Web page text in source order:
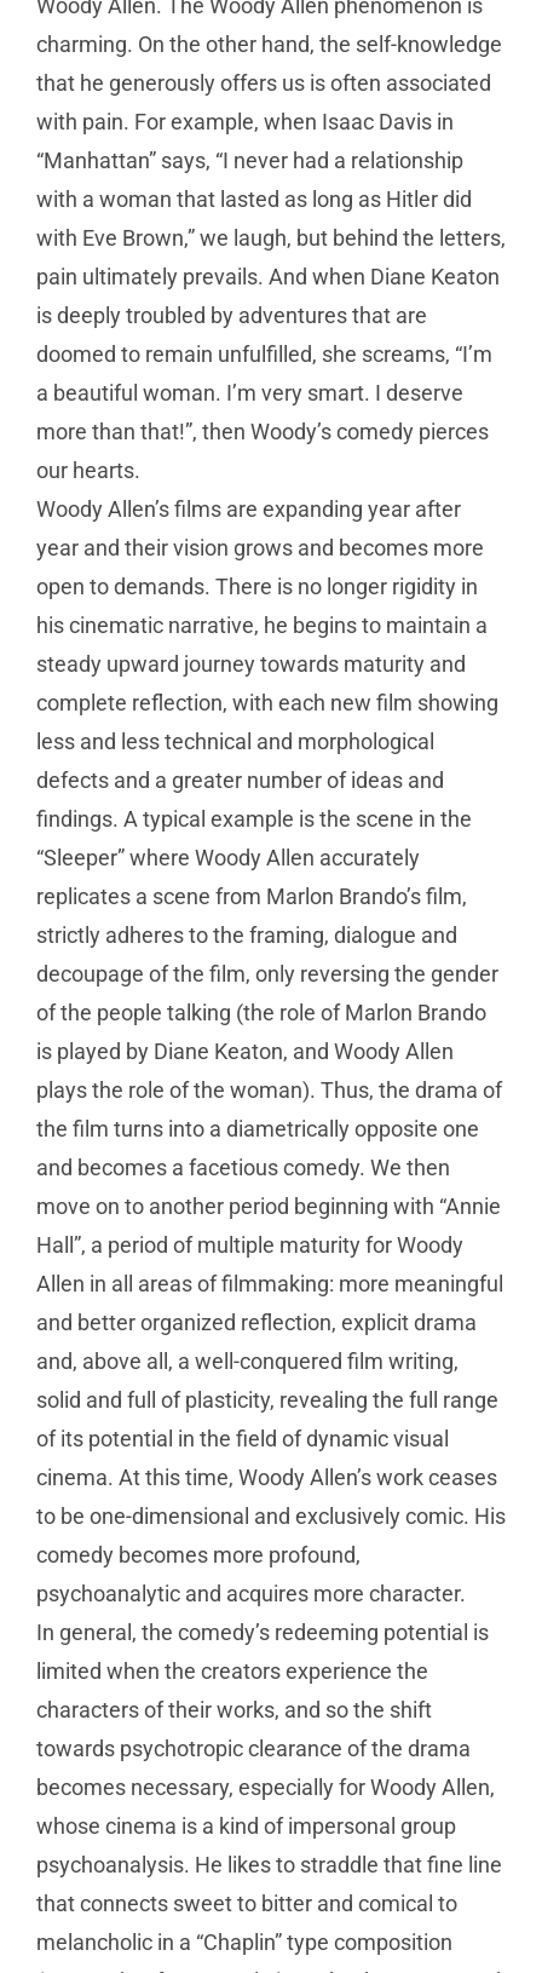
charming. On the other hand, the self-knowledge
that he generously offers us is often associated
with pain. For example, when Isaac Davis in
“Manhattan” says, “I never had a relationship
with a woman that lasted as long as Hitler did
with Eve Brown,” we laugh, but behind the letters,
pain ultimately prevails. And when Diane Keaton
is deeply troubled by adventures that are
doomed to remain unfulfilled, she screams, “I’m
a beautiful woman. I’m very smart. I deserve
more than that!”, then Woody’s comedy pierces
our hearts.
Woody Allen’s films are expanding year after
year and their vision grows and becomes more
open to demands. There is no longer rigidity in
his cinematic narrative, he begins to maintain a
steady upward journey towards maturity and
complete reflection, with each new film showing
less and less technical and morphological
defects and a greater number of ideas and
findings. A typical example is the scene in the
“Sleeper” where Woody Allen accurately
replicates a scene from Marlon Brando’s film,
strictly adheres to the framing, dialogue and
decoupage of the film, only reversing the gender
of the people talking (the role of Marlon Brando
is played by Diane Keaton, and Woody Allen
plays the role of the woman). Thus, the drama of
the film turns into a diametrically opposite one
and becomes a facetious comedy. We then
move on to another period beginning with “Annie
Hall”, a period of multiple maturity for Woody
Allen in all areas of filmmaking: more meaningful
and better organized reflection, explicit drama
and, above all, a well-conquered film writing,
solid and full of plasticity, revealing the full range
of its potential in the field of dynamic visual
cinema. At this time, Woody Allen’s work ceases
to be one-dimensional and exclusively comic. His
comedy becomes more profound,
psychoanalytic and acquires more character.
In general, the comedy’s redeeming potential is
limited when the creators experience the
characters of their works, and so the shift
towards psychotropic clearance of the drama
becomes necessary, especially for Woody Allen,
whose cinema is a kind of impersonal group
psychoanalysis. He likes to straddle that fine line
that connects sweet to bitter and comical to
melancholic in a “Chaplin” type composition